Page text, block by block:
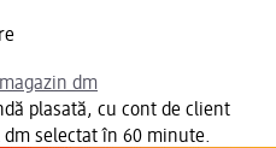
dm
plasată, cu cont de client
dm selectat în 60 minute.